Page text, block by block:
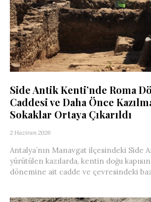
Side Antik Kenti’nde Roma
Caddesi ve Daha Önce
Sokaklar Ortaya Çıkarıldı
2 Haziran 2026
Antalya’nın Manavgat ilçesindeki Side
yürütülen kazılarda, kentin doğu
dönemine ait cadde ve çevresindeki